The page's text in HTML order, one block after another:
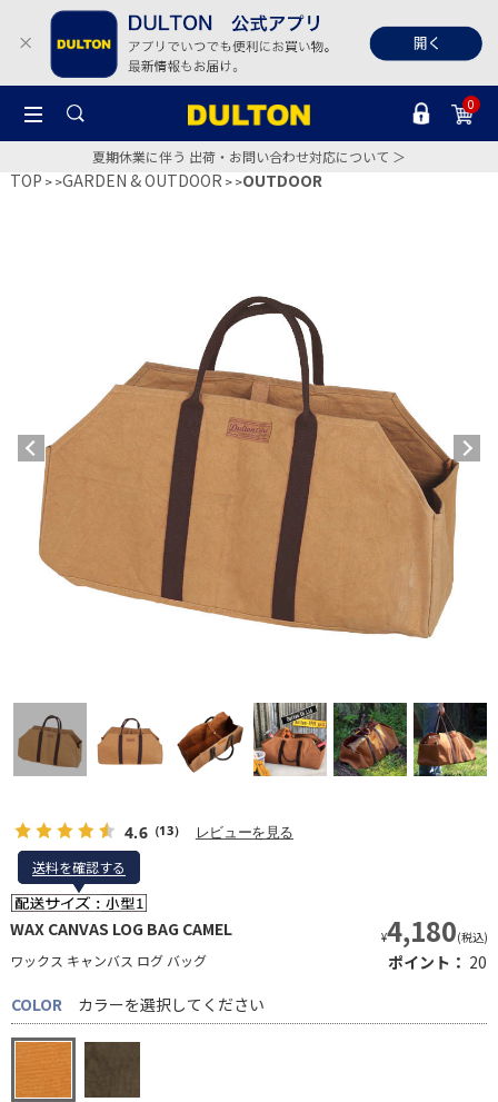
0
夏期休業に伴う 出荷・お問い合わせ対応について ＞
TOP >GARDEN & OUTDOOR >OUTDOOR
4.6（13） レビューを見る
送料を確認する
送料を確認する
WAX CANVAS LOG BAG CAMEL
ワックス キャンバス ログ バッグ
¥4,180(税込)
ポイント： 20
COLOR
カラーを選択してください